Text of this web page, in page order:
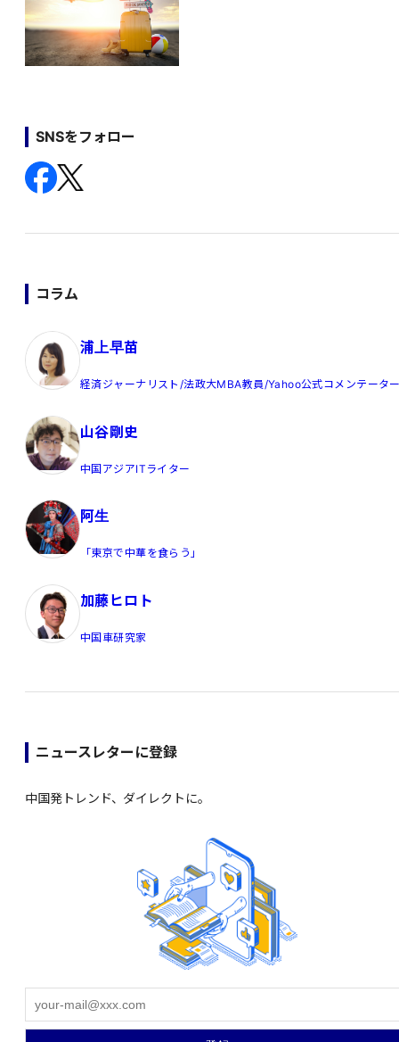
SNSをフォロー
コラム
浦上早苗
経済ジャーナリスト/法政大MBA教員/Yahoo公式コメンテータ
山谷剛史
中国アジアITライター
阿生
「東京で中華を食らう」
加藤ヒロト
中国車研究家
ニュースレターに登録
中国発トレンド、ダイレクトに。